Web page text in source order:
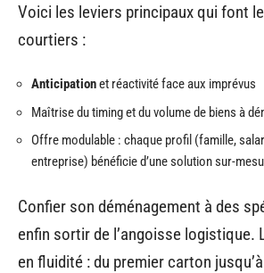
Voici les leviers principaux qui font
courtiers :
Anticipationet réactivité face aux imprévus
Maîtrise du timing et du volume de biens à
Offre modulable : chaque profil (famille,
entreprise) bénéficie d’une solution sur-
Confier son déménagement à des
enfin sortir de l’angoisse logistique.
en fluidité : du premier carton